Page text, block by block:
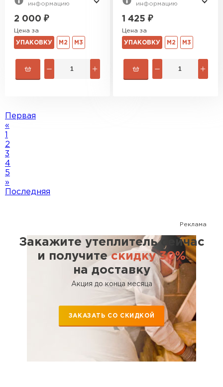
информацию
2 000 ₽
Цена за
УПАКОВКУ М2 М3
информацию
1 425 ₽
Цена за
УПАКОВКУ М2 М3
Первая
«
2
3
4
5
»
Последняя
Реклама
Закажите утеплитель сейчас
и получитескидку 30%
на доставку
Акция до конца месяца
ЗАКАЗАТЬ СО СКИДКОЙ